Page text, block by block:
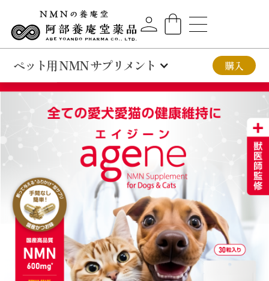
ペット用 NMN サプリメント 購入